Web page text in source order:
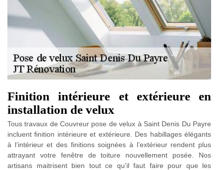
Finition intérieure et extérieure en
installation de velux
Tous travaux de Couvreur pose de velux à Saint Denis Du Payre
incluent finition intérieure et extérieure. Des habillages élégants
à l’intérieur et des finitions soignées à l’extérieur rendent plus
attrayant votre fenêtre de toiture nouvellement posée. Nos
artisans maitrisent bien tout ce qu’il faut faire pour que les